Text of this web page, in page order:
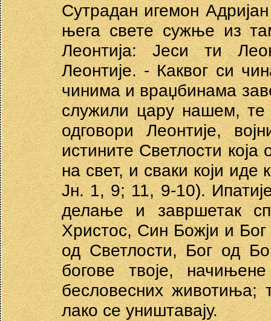
Сутрадан игемон
њега свете сужње из
Леонтија: Јеси ти
Леонтије. - Каквог си
чинима и враџбинама
служили цару нашем,
одговори Леонтије,
истините Светлости која
на свет, и сваки који иде
Јн. 1, 9; 11, 9-10).
делање и завршетак
Христос, Син Божји и
од Светлости, Бог од
богове твоје,
бесловесних
лако се уништавају.